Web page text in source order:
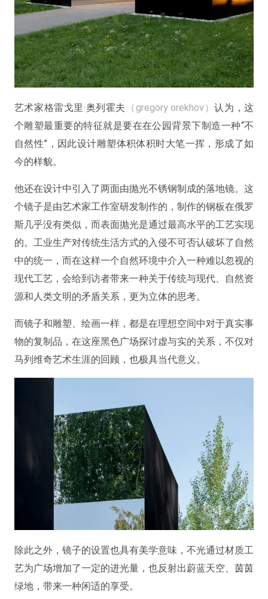
艺术家格雷戈里·奥列霍夫 （gregory orekhov）认为，这
个雕塑最重要的特征就是要在在公园背景下制造一种“不
自然性”，因此设计雕塑体积体积时大笔一挥，形成了如
今的样貌。
他还在设计中引入了两面由抛光不锈钢制成的落地镜。这
个镜子是由艺术家工作室研发制作的，制作的钢板在俄罗
斯几乎没有类似，而表面抛光是通过最高水平的工艺实现
的。工业生产对传统生活方式的入侵不可否认破坏了自然
中的统一，而在这样一个自然环境中介入一种难以忽视的
现代工艺，会给到访者带来一种关于传统与现代、自然资
源和人类文明的矛盾关系，更为立体的思考。
而镜子和雕塑、绘画一样，都是在理想空间中对于真实事
物的复制品，在这座黑色广场探讨虚与实的关系，不仅对
马列维奇艺术生涯的回顾，也极具当代意义。
除此之外，镜子的设置也具有美学意味，不光通过材质工
艺为广场增加了一定的进光量，也反射出蔚蓝天空、茵茵
绿地，带来一种闲适的享受。